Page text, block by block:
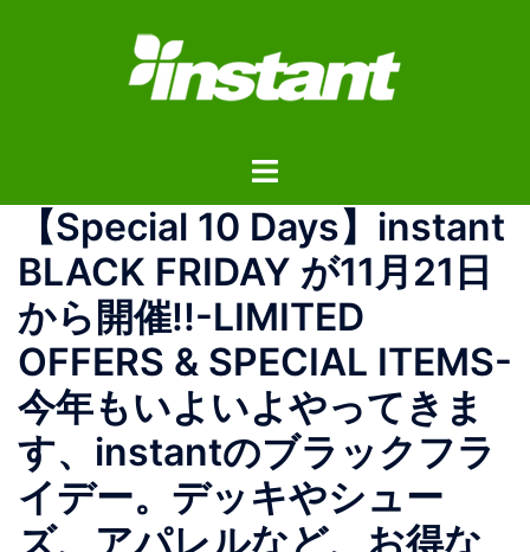
ス
ト
ル
メ
ニ
ュ
ー
【Special 10 Days】instant
BLACK FRIDAY が11月21日
から開催!!-LIMITED
OFFERS & SPECIAL ITEMS-
今年もいよいよやってきま
す、instantのブラックフラ
イデー。デッキやシュー
ズ、アパレルなど、お得な